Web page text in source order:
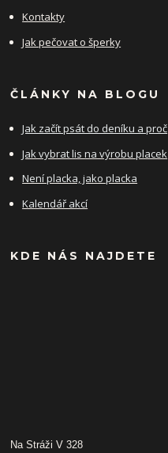
Kontakty
Jak pečovat o šperky
ČLÁNKY NA BLOGU
Jak začít psát do deníku a proč
Jak vybrat lis na výrobu placek
Není placka, jako placka
Kalendář akcí
KDE NÁS NAJDETE
Na Stráži V 328